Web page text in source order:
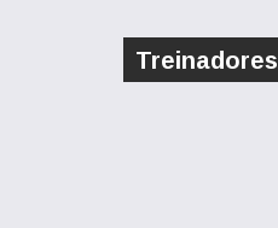
Treinadores